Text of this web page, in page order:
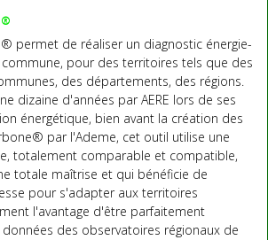
permet de réaliser un diagnostic énergie-
commune, pour des territoires tels que des
des départements, des régions.
dizaine d'années par AERE lors de ses
énergétique, bien avant la création des
par l'Ademe, cet outil utilise une
totalement comparable et compatible,
totale maîtrise et qui bénéficie de
pour s'adapter aux territoires
l'avantage d'être parfaitement
des observatoires régionaux de